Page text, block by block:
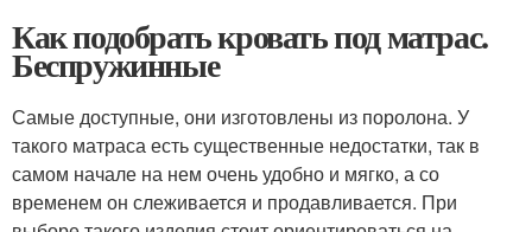
Как подобрать кровать под матрас.
Беспружинные
Самые доступные, они изготовлены из поролона. У
такого матраса есть существенные недостатки, так в
самом начале на нем очень удобно и мягко, а со
временем он слеживается и продавливается. При